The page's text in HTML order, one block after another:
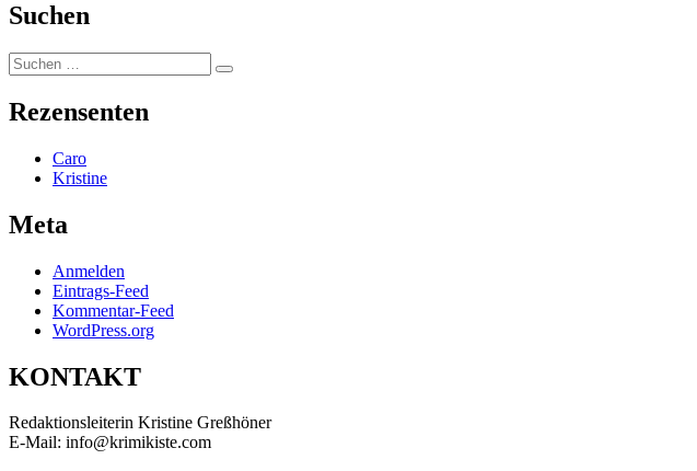
Suchen
Suchen
nach:
Suchen
Rezensenten
Caro
Kristine
Meta
Anmelden
Eintrags-Feed
Kommentar-Feed
WordPress.org
KONTAKT
Redaktionsleiterin Kristine Greßhöner
E-Mail: info@krimikiste.com